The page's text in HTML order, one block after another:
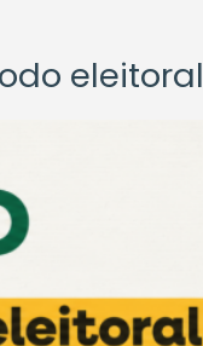
eleitoral